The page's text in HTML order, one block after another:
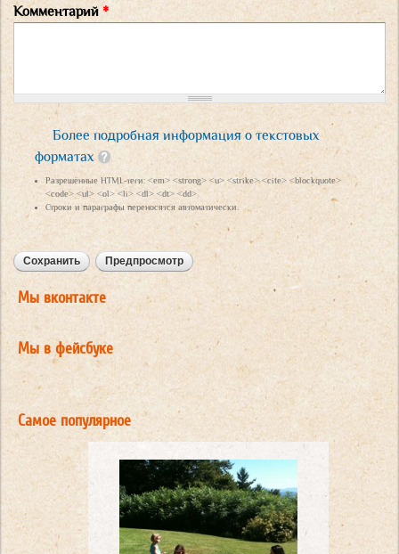
Мы вконтакте
Мы в фейсбуке
Самое популярное
Комментарий *
Более подробная информация о текстовых
форматах
Разрешённые HTML-теги: <em> <strong> <u> <strike> <cite> <blockquote>
<code> <ul> <ol> <li> <dl> <dt> <dd>
Строки и параграфы переносятся автоматически.